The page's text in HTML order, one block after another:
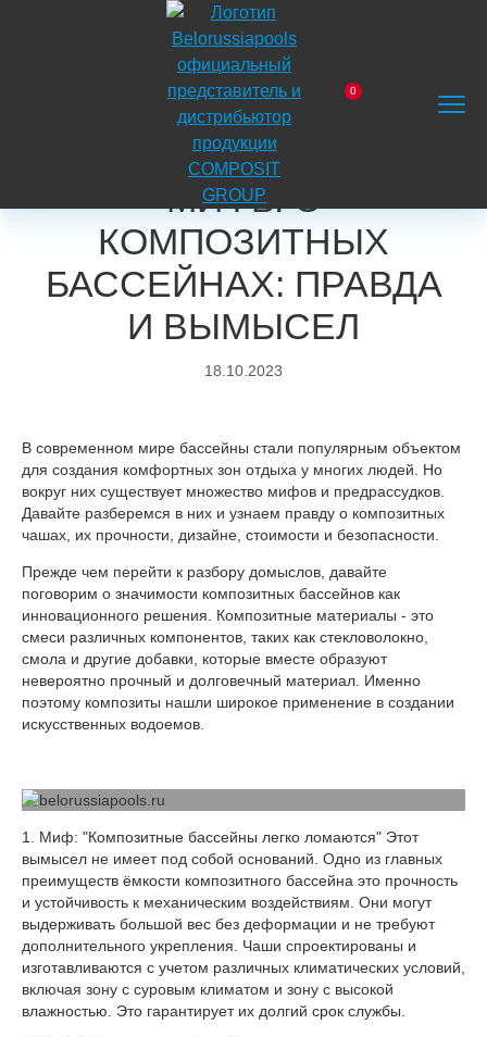
На
главную
0
ПоискМеню
Полезные рекомендации
Мифы о композитных бассейнах: Правда и
МИФЫ О
КОМПОЗИТНЫХ
БАССЕЙНАХ: ПРАВДА
И ВЫМЫСЕЛ
18.10.2023
В современном мире бассейны стали популярным объектом
для создания комфортных зон отдыха у многих людей. Но
вокруг них существует множество мифов и предрассудков.
Давайте разберемся в них и узнаем правду о композитных
чашах, их прочности, дизайне, стоимости и безопасности.
Прежде чем перейти к разбору домыслов, давайте
поговорим о значимости композитных бассейнов как
инновационного решения. Композитные материалы - это
смеси различных компонентов, таких как стекловолокно,
смола и другие добавки, которые вместе образуют
невероятно прочный и долговечный материал. Именно
поэтому композиты нашли широкое применение в создании
искусственных водоемов.
1. Миф: "Композитные бассейны легко ломаются" Этот
вымысел не имеет под собой оснований. Одно из главных
преимуществ ёмкости композитного бассейна это прочность
и устойчивость к механическим воздействиям. Они могут
выдерживать большой вес без деформации и не требуют
дополнительного укрепления. Чаши спроектированы и
изготавливаются с учетом различных климатических условий,
включая зону с суровым климатом и зону с высокой
влажностью. Это гарантирует их долгий срок службы.